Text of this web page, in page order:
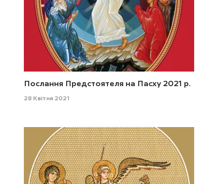
Послання Предстоятеля на Пасху 2021 р.
28 Квітня 2021